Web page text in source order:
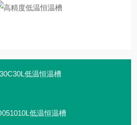
低温恒温槽
低温恒温槽